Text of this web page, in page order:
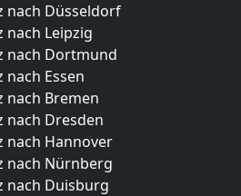
nach Düsseldorf
nach Leipzig
nach Dortmund
Essen
nach Bremen
nach Dresden
nach Hannover
nach Nürnberg
nach Duisburg